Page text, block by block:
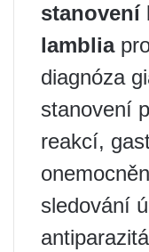
stanovení
lamblia
diagnóza
stanovení
reakcí,
sledování